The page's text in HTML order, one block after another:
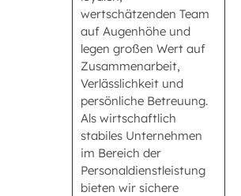
wertschätzenden Team
auf Augenhöhe und
legen großen Wert auf
Zusammenarbeit,
Verlässlichkeit und
persönliche Betreuung.
Als wirtschaftlich
stabiles Unternehmen
im Bereich der
Personaldienstleistung
bieten wir sichere